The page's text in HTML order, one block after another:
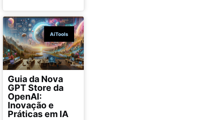
AiTools
Guia da Nova
GPT Store da
OpenAI:
Inovação e
Práticas em IA